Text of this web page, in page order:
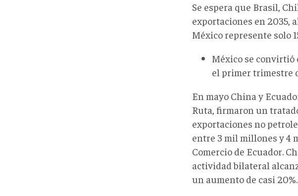
Se espera que Brasil,
exportaciones en 2035,
México represente solo
México se convirtió
el primer trimestre
En mayo China y
Ruta, firmaron un
exportaciones no
entre 3 mil millones y 4
Comercio de Ecuador.
actividad bilateral
un aumento de casi 20%.